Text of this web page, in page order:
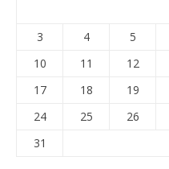
3
4 5
10
11 12
17
18 19
24
25 26
31